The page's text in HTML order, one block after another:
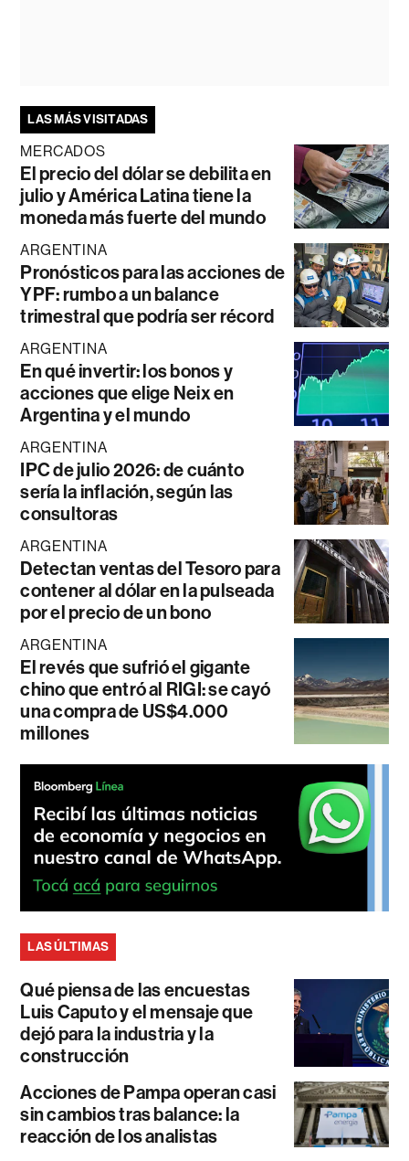
LAS MÁS VISITADAS
MERCADOS
El precio del dólar se debilita en
julio y América Latina tiene la
moneda más fuerte del mundo
ARGENTINA
Pronósticos para las acciones de
YPF: rumbo a un balance
trimestral que podría ser récord
ARGENTINA
En qué invertir: los bonos y
acciones que elige Neix en
Argentina y el mundo
ARGENTINA
IPC de julio 2026: de cuánto
sería la inflación, según las
consultoras
ARGENTINA
Detectan ventas del Tesoro para
contener al dólar en la pulseada
por el precio de un bono
ARGENTINA
El revés que sufrió el gigante
chino que entró al RIGI: se cayó
una compra de US$4.000
millones
LAS ÚLTIMAS
Qué piensa de las encuestas
Luis Caputo y el mensaje que
dejó para la industria y la
construcción
Acciones de Pampa operan casi
sin cambios tras balance: la
reacción de los analistas